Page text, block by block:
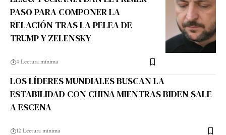
PASO PARA COMPONER LA
RELACIÓN TRAS LA PELEA DE
TRUMP Y ZELENSKY
4 Lectura mínima
LOS LÍDERES MUNDIALES BUSCAN LA
ESTABILIDAD CON CHINA MIENTRAS BIDEN SALE
A ESCENA
12 Lectura mínima